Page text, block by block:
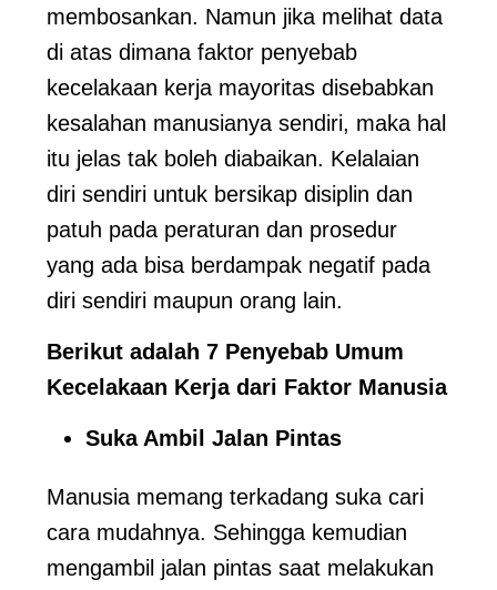
membosankan. Namun jika melihat data
di atas dimana faktor penyebab
kecelakaan kerja mayoritas disebabkan
kesalahan manusianya sendiri, maka hal
itu jelas tak boleh diabaikan. Kelalaian
diri sendiri untuk bersikap disiplin dan
patuh pada peraturan dan prosedur
yang ada bisa berdampak negatif pada
diri sendiri maupun orang lain.
Berikut adalah 7 Penyebab Umum
Kecelakaan Kerja dari Faktor Manusia
Suka Ambil Jalan Pintas
Manusia memang terkadang suka cari
cara mudahnya. Sehingga kemudian
mengambil jalan pintas saat melakukan